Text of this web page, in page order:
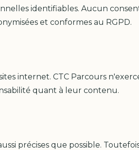
identifiables. Aucun
et conformes au RGPD.
internet. CTC Parcours
quant à leur contenu.
précises que possible.